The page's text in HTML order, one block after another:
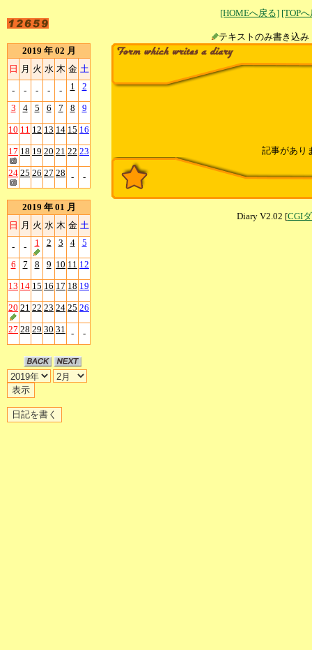
[HOMEへ戻る] [TOP
テキストのみ書
2019 年 02 月
日 月 火 水 木 金 土
- - - - - 1 2
3 4 5 6 7 8 9
10 11 12 13 14 15 16
17 18 19 20 21 22 23
24 25 26 27 28 - -
2019 年 01 月
日 月 火 水 木 金 土
- - 1 2 3 4 5
6 7 8 9 10 11 12
13 14 15 16 17 18 19
20 21 22 23 24 25 26
27 28 29 30 31 - -
記事があり
Diary V2.02 [CGI